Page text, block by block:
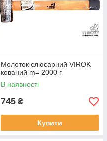
Молоток слюсарний VIROK
кований m= 2000 г
В наявності
745 ₴
Купити